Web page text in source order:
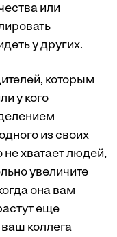
или
у других.
которым
у кого
из своих
не хватает людей,
увеличите
она вам
еще
коллега